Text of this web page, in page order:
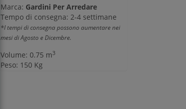
Marca: Gardini Per Arredare
Tempo di consegna: 2-4 settimane
*I tempi di consegna possono aumentare nei
mesi di Agosto e Dicembre.
Volume: 0.75 m3
Peso: 150 Kg